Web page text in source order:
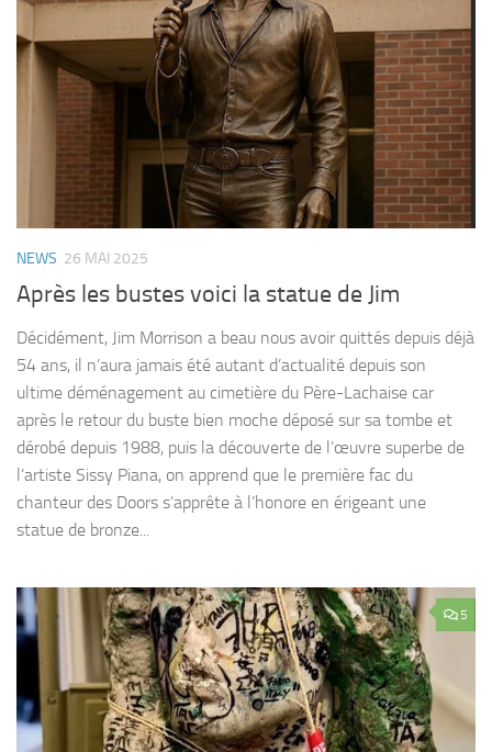
NEWS 26 MAI 2025
Après les bustes voici la statue de Jim
Décidément, Jim Morrison a beau nous avoir quittés depuis déjà
54 ans, il n’aura jamais été autant d’actualité depuis son
ultime déménagement au cimetière du Père-Lachaise car
après le retour du buste bien moche déposé sur sa tombe et
dérobé depuis 1988, puis la découverte de l’œuvre superbe de
l’artiste Sissy Piana, on apprend que le première fac du
chanteur des Doors s’apprête à l’honore en érigeant une
statue de bronze...
5